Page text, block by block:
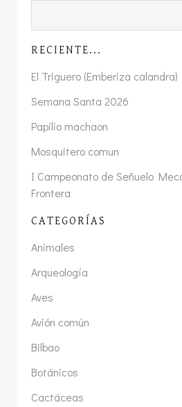
RECIENTE...
El Triguero (Emberiza calandra)
Semana Santa 2026
Papilio machaon
Mosquitero comun
I Campeonato de Señuelo
Frontera
CATEGORÍAS
Animales
Arqueología
Aves
Avión común
Bilbao
Botánicos
Cactáceas